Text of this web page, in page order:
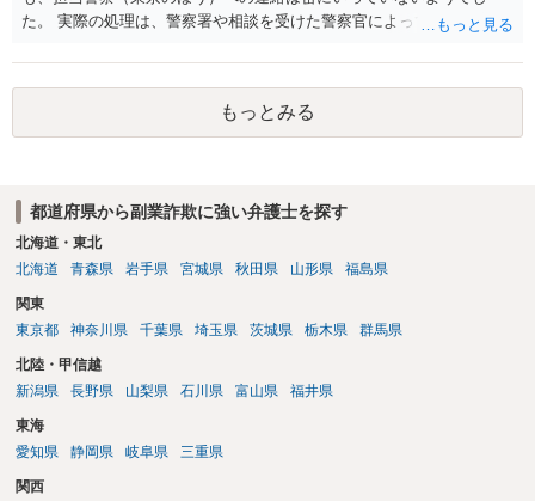
た。 実際の処理は、警察署や相談を受けた警察官によってだいぶ変わ
いて弁護士に依頼を検討されてください。
もっとみる
都道府県から副業詐欺に強い弁護士を探す
北海道・東北
北海道
青森県 岩手県 宮城県 秋田県 山形県 福島県
関東
東京都
神奈川県 千葉県 埼玉県 茨城県 栃木県 群馬県
北陸・甲信越
新潟県
長野県 山梨県 石川県 富山県 福井県
東海
愛知県
静岡県 岐阜県 三重県
関西